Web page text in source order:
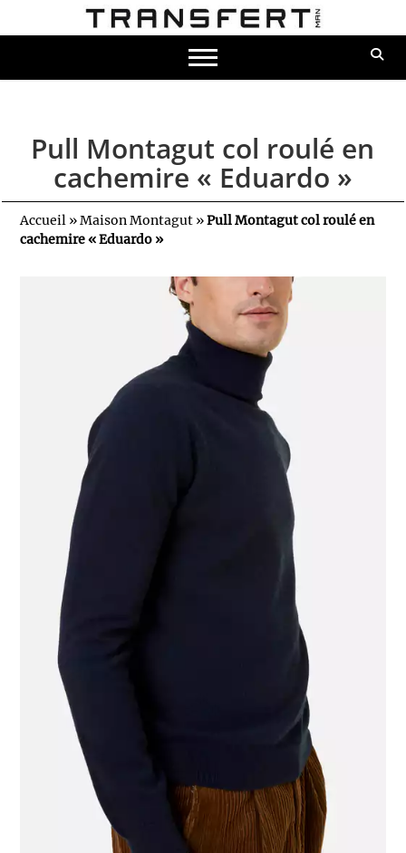
Pull Montagut col roulé en
cachemire « Eduardo »
Accueil »Maison Montagut »Pull Montagut col roulé en
cachemire « Eduardo »